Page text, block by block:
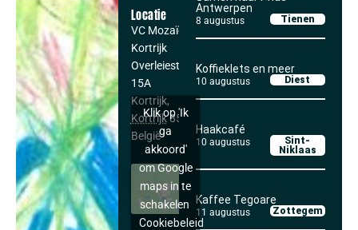
Locatie
VC Mozaïek
Kortrijk
Overleiestraat
15A
Kortrijk,
Kortrijk8500
België
Klik op 'Ik
ga
akkoord'
om Google
maps in te
schakelen
Cookiebeleid
Antwerpen
8 augustus Tienen
Koffieklets en meer
10 augustus Diest
Haakcafé
10 augustus
Sint-
Niklaas
Kaffee Tegoare
11 augustus Zottegem